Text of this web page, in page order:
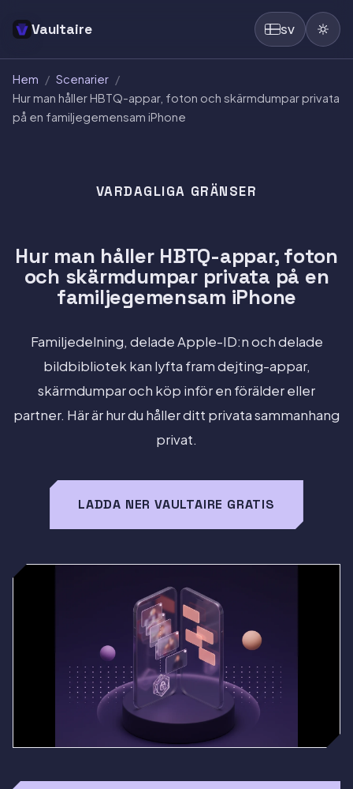
Vaultaire SV
Hem / Scenarier /
Hur man håller HBTQ-appar, foton och skärmdumpar privata
på en familjegemensam iPhone
VARDAGLIGA GRÄNSER
Hur man håller HBTQ-appar, foton
och skärmdumpar privata på en
familjegemensam iPhone
Familjedelning, delade Apple-ID:n och delade
bildbibliotek kan lyfta fram dejting-appar,
skärmdumpar och köp inför en förälder eller
partner. Här är hur du håller ditt privata sammanhang
privat.
LADDA NER VAULTAIRE GRATIS